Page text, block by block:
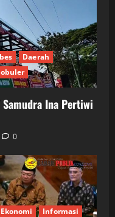
Daerah
Ina Pertiwi
0
Ekonomi
Informasi